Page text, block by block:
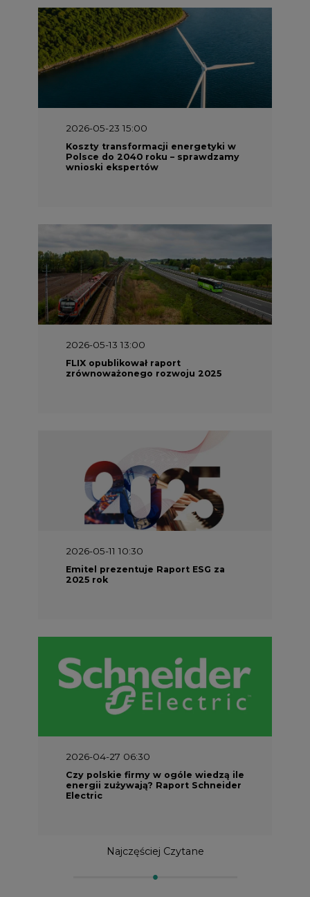
2026-05-23 15:00
Koszty transformacji energetyki w
Polsce do 2040 roku – sprawdzamy
wnioski ekspertów
2026-05-13 13:00
FLIX opublikował raport
zrównoważonego rozwoju 2025
2026-05-11 10:30
Emitel prezentuje Raport ESG za
2025 rok
2026-04-27 06:30
Czy polskie firmy w ogóle wiedzą ile
energii zużywają? Raport Schneider
Electric
Najczęściej Czytane